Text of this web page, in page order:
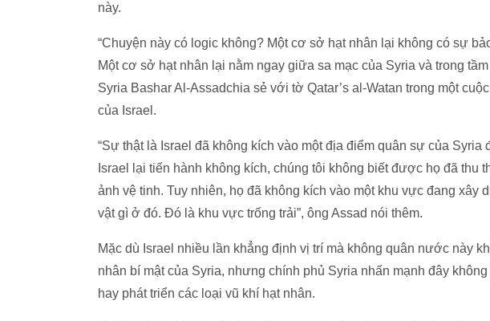
này.
“Chuyện này có logic không? Một cơ sở hạt nhân lại không có sự
Một cơ sở hạt nhân lại nằm ngay giữa sa mạc của Syria và trong
Syria Bashar Al-Assadchia sẻ với tờ Qatar’s al-Watan trong một
của Israel.
“Sự thật là Israel đã không kích vào một địa điểm quân sự của
Israel lại tiến hành không kích, chúng tôi không biết được họ đã thu
ảnh vệ tinh. Tuy nhiên, họ đã không kích vào một khu vực đang xây
vật gì ở đó. Đó là khu vực trống trải”, ông Assad nói thêm.
Mặc dù Israel nhiều lần khẳng định vị trí mà không quân nước này
nhân bí mật của Syria, nhưng chính phủ Syria nhấn mạnh đây
hay phát triển các loại vũ khí hạt nhân.